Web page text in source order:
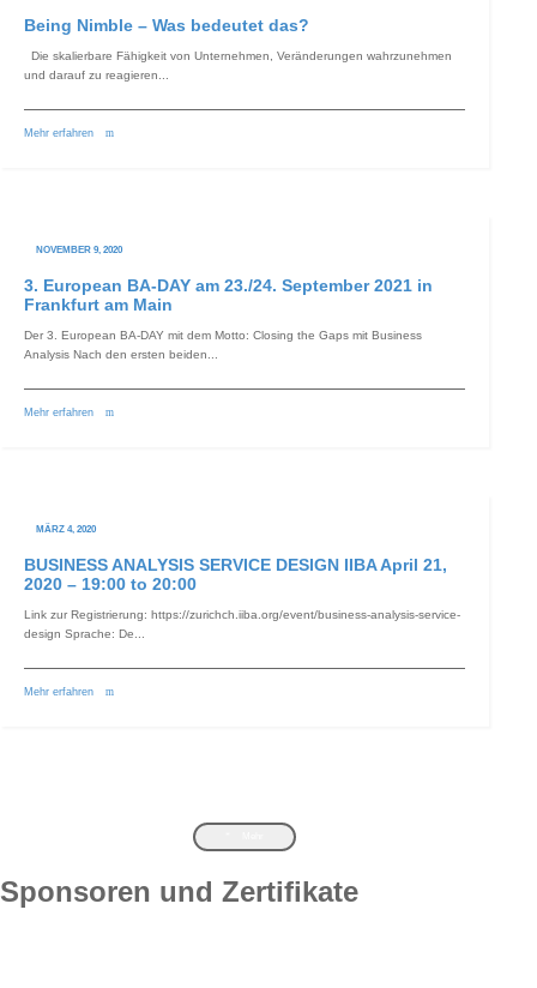
Being Nimble – Was bedeutet das?
Die skalierbare Fähigkeit von Unternehmen, Veränderungen wahrzunehmen
und darauf zu reagieren...
Mehr erfahren
NOVEMBER 9, 2020
3. European BA-DAY am 23./24. September 2021 in
Frankfurt am Main
Der 3. European BA-DAY mit dem Motto: Closing the Gaps mit Business
Analysis Nach den ersten beiden...
Mehr erfahren
MÄRZ 4, 2020
BUSINESS ANALYSIS SERVICE DESIGN IIBA April 21,
2020 – 19:00 to 20:00
Link zur Registrierung: https://zurichch.iiba.org/event/business-analysis-service-
design Sprache: De...
Mehr erfahren
Sponsoren und Zertifikate
English